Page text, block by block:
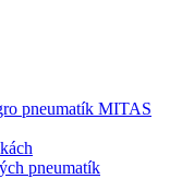
pneumatík MITAS
pneumatík